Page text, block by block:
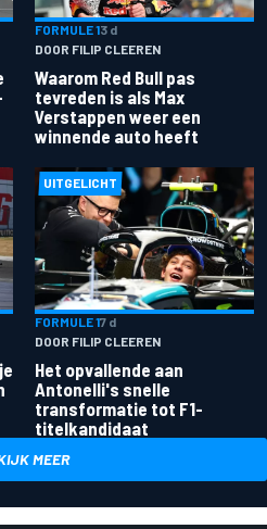
FORMULE 13 d
DOOR FILIP CLEEREN
Waarom Red Bull pas
tevreden is als Max
Verstappen weer een
winnende auto heeft
UITGELICHT
FORMULE 17 d
DOOR FILIP CLEEREN
Het opvallende aan
Antonelli's snelle
transformatie tot F1-
titelkandidaat
MEER